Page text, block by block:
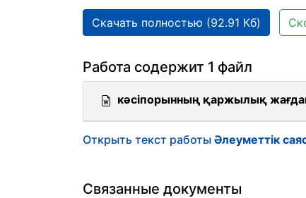
Скачать полностью (92.91 Кб)
Работа содержит 1 файл
кәсіпорынның қаржылық
Открыть текст работы Әлеуметтік
Связанные документы